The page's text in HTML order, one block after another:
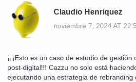
Claudio Henriquez
noviembre 7, 2024 AT
¡¡¡Esto es un caso de estudio de
post-digital!!! Cazzu no solo está
ejecutando una estrategia de rebranding